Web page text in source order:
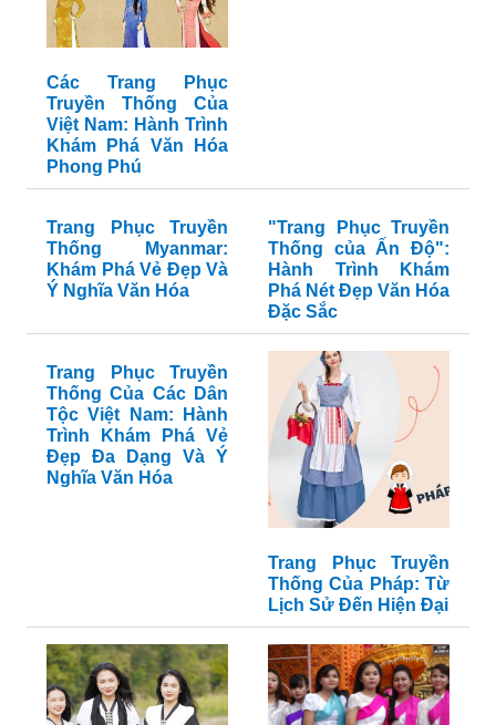
Các Trang Phục
Truyền Thống Của
Việt Nam: Hành Trình
Khám Phá Văn Hóa
Phong Phú
Trang Phục Truyền
Thống Myanmar:
Khám Phá Vẻ Đẹp Và
Ý Nghĩa Văn Hóa
"Trang Phục Truyền
Thống của Ấn Độ":
Hành Trình Khám
Phá Nét Đẹp Văn Hóa
Đặc Sắc
Trang Phục Truyền
Thống Của Các Dân
Tộc Việt Nam: Hành
Trình Khám Phá Vẻ
Đẹp Đa Dạng Và Ý
Nghĩa Văn Hóa
Trang Phục Truyền
Thống Của Pháp: Từ
Lịch Sử Đến Hiện Đại